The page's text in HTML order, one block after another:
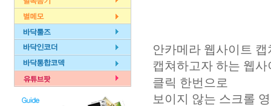
안카메라 웹사이트
캡쳐하고자 하는 웹
클릭 한번으로
보이지 않는 스크롤